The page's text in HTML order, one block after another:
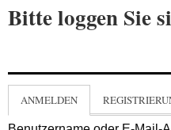
Bitte loggen Sie
ANMELDEN